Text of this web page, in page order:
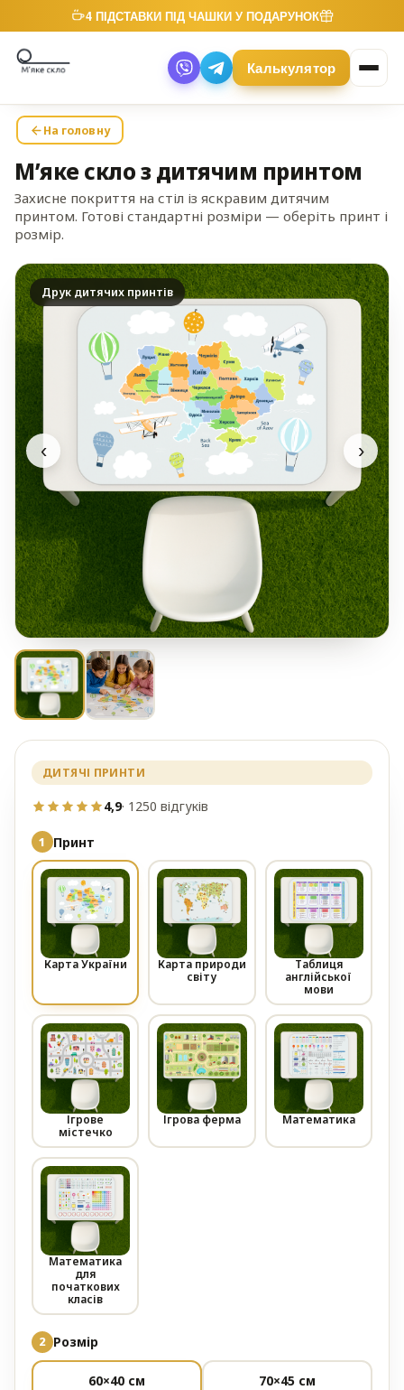
4 ПІДСТАВКИ ПІД ЧАШКИ У ПОДАРУНОК
Калькулятор
На головну
М’яке скло з дитячим принтом
Захисне покриття на стіл із яскравим дитячим
принтом. Готові стандартні розміри — оберіть принт і
розмір.
Друк дитячих принтів
‹ ›
ДИТЯЧІ ПРИНТИ
4,9· 1250 відгуків
Принт
Карта України
Карта природи
світу
Таблиця
англійської
мови
Ігрове
містечко
Ігрова ферма Математика
Математика
для
початкових
класів
Розмір
60×40 см 70×45 см